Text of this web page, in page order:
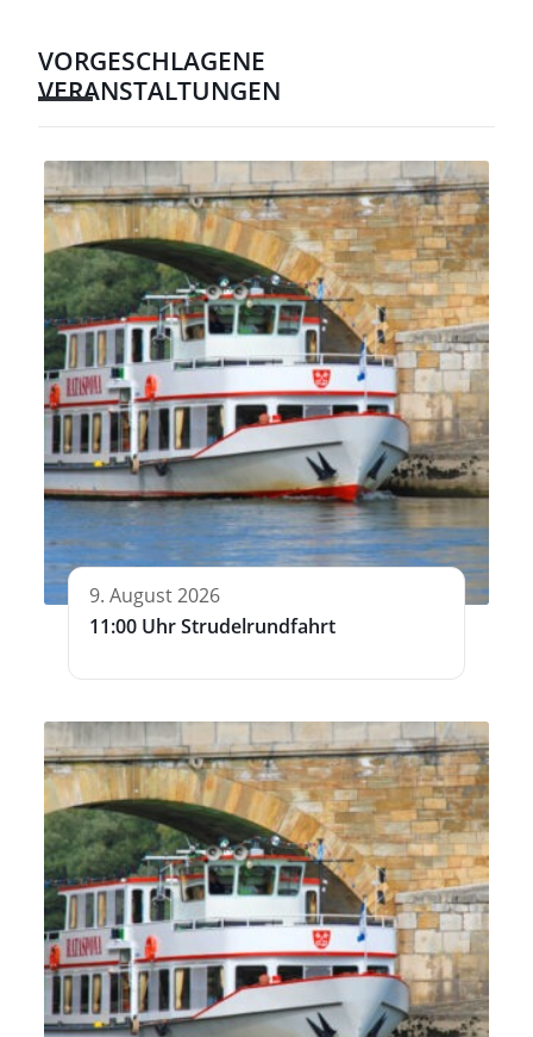
VORGESCHLAGENE
VERANSTALTUNGEN
9. August 2026
11:00 Uhr Strudelrundfahrt